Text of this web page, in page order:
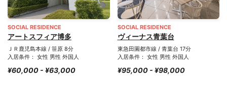
SOCIAL RESIDENCE
アートスフィア博多
ＪＲ鹿児島本線 / 笹原 8分
入居条件： 女性 男性 外国人
¥60,000 - ¥63,000
SOCIAL RESIDENCE
ヴィーナス青葉台
東急田園都市線 / 青葉台 17分
入居条件： 女性 男性 外国人
¥95,000 - ¥98,000